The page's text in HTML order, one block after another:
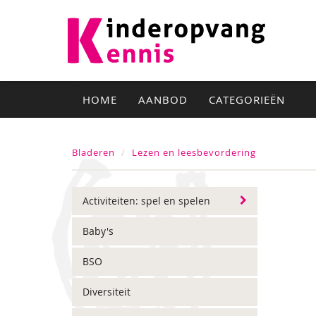
HOME AANBOD CATEGORIEËN
Bladeren Lezen en leesbevordering
Activiteiten: spel en spelen
Baby's
BSO
Diversiteit